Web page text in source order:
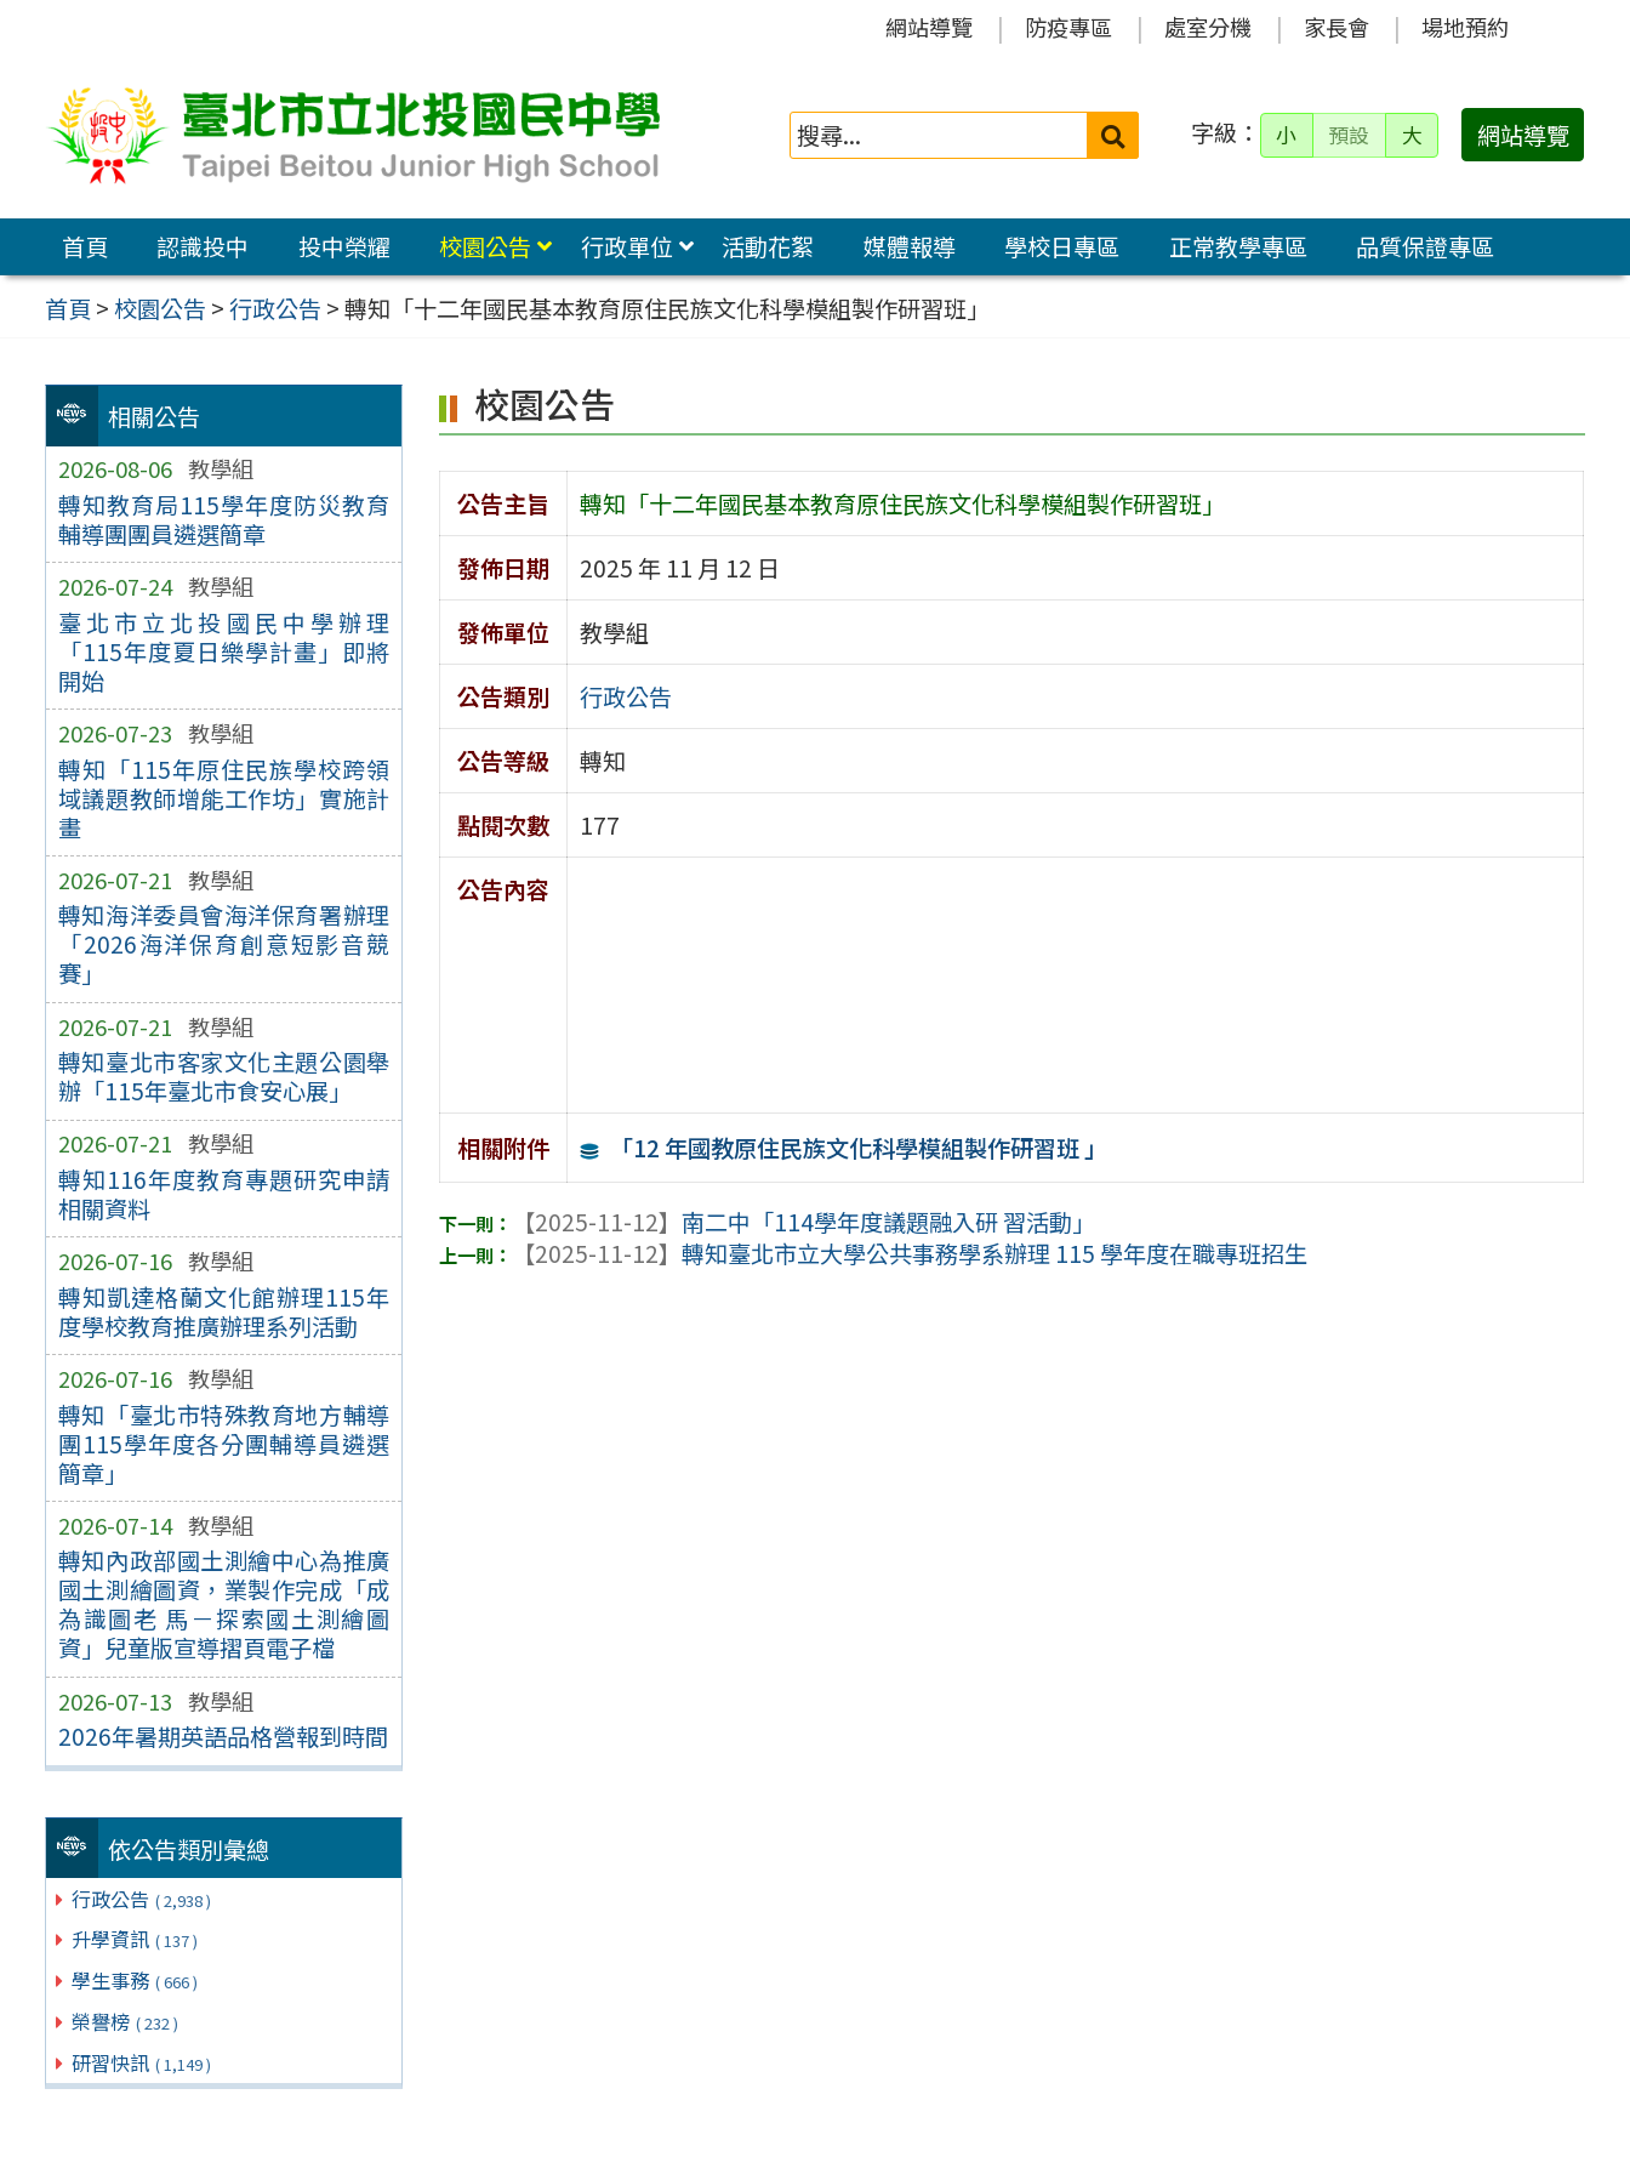
容
區
網站導覽 防疫專區 處室分機 家長會 場地預約
搜
字級： 小 預設 大 網站導覽
首頁 認識投中 投中榮耀 校園公告 行政單位 活動花絮 媒體報導 學校日專區 正常教學專區
品質保證專區
首頁 >校園公告 >行政公告 >轉知「十二年國民基本教育原住民族文化科學模組製作研習班」
相關公告
2026-08-06 教學組
轉知教育局115學年度防災教育
輔導團團員遴選簡章
2026-07-24 教學組
臺北市立北投國民中學辦理
「115年度夏日樂學計畫」即將
開始
2026-07-23 教學組
轉知「115年原住民族學校跨領
域議題教師增能工作坊」實施計
畫
2026-07-21 教學組
轉知海洋委員會海洋保育署辦理
「2026海洋保育創意短影音競
賽」
2026-07-21 教學組
轉知臺北市客家文化主題公園舉
辦「115年臺北市食安心展」
2026-07-21 教學組
轉知116年度教育專題研究申請
相關資料
2026-07-16 教學組
轉知凱達格蘭文化館辦理115年
度學校教育推廣辦理系列活動
2026-07-16 教學組
轉知「臺北市特殊教育地方輔導
團115學年度各分團輔導員遴選
簡章」
2026-07-14 教學組
轉知內政部國土測繪中心為推廣
國土測繪圖資，業製作完成「成
為識圖老 馬－探索國土測繪圖
資」兒童版宣導摺頁電子檔
2026-07-13 教學組
2026年暑期英語品格營報到時間
依公告類別彙總
行政公告 ( 2,938 )
升學資訊 ( 137 )
學生事務 ( 666 )
榮譽榜 ( 232 )
研習快訊 ( 1,149 )
校園公告
公告主旨
轉知「十二年國民基本教育原住民族文化科學模組製作研習班」
發佈日期
2025 年 11 月 12 日
發佈單位
教學組
公告類別
行政公告
公告等級
轉知
點閱次數
177
公告內容
相關附件 「12 年國教原住民族文化科學模組製作研習班 」
【2025-11-12】南二中「114學年度議題融入研 習活動」
【2025-11-12】轉知臺北市立大學公共事務學系辦理 115 學年度在職專班招生